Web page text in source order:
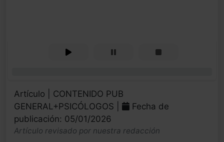
Artículo | CONTENIDO PUB
GENERAL+PSICÓLOGOS |
Fecha de
publicación: 05/01/2026
Artículo revisado por nuestra redacción